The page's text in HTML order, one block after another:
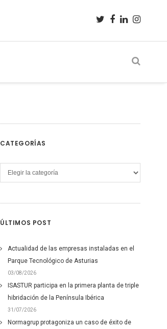
CATEGORÍAS
Categorías
ÚLTIMOS POST
Actualidad de las empresas instaladas en el
Parque Tecnológico de Asturias
03/08/2026
ISASTUR participa en la primera planta de triple
hibridación de la Península Ibérica
31/07/2026
Normagrup protagoniza un caso de éxito de